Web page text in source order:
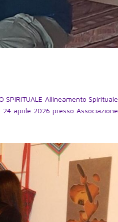
Allineamento Spirituale
aprile 2026 presso Associazione